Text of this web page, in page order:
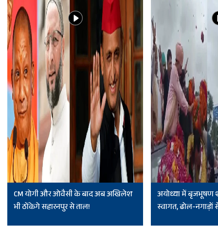
CM योगी और ओवैसी के बाद अब अखिलेश
भी ठोंकेगे सहारनपुर से ताल!
अयोध्या में बृजभूषण
स्वागत, ढोल-नगाड़ों